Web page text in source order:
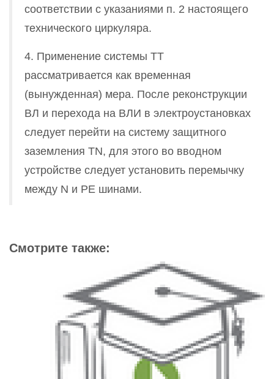
соответствии с указаниями п. 2 настоящего
технического циркуляра.
4. Применение системы ТТ
рассматривается как временная
(вынужденная) мера. После реконструкции
ВЛ и перехода на ВЛИ в электроустановках
следует перейти на систему защитного
заземления TN, для этого во вводном
устройстве следует установить перемычку
между N и РЕ шинами.
Смотрите также: